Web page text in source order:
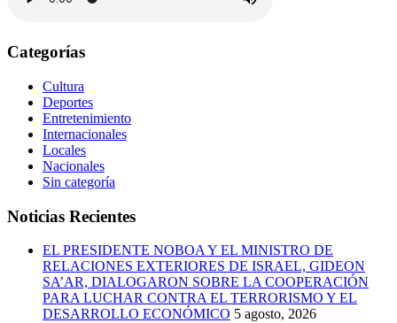
Categorías
Cultura
Deportes
Entretenimiento
Internacionales
Locales
Nacionales
Sin categoría
Noticias Recientes
EL PRESIDENTE NOBOA Y EL MINISTRO DE
RELACIONES EXTERIORES DE ISRAEL, GIDEON
SA’AR, DIALOGARON SOBRE LA COOPERACIÓN
PARA LUCHAR CONTRA EL TERRORISMO Y EL
DESARROLLO ECONÓMICO 5 agosto, 2026